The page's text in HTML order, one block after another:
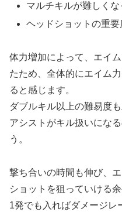
マルチキルが難しくな
ヘッドショットの重要
体力増加によって、エイ
たため、全体的にエイム
ると感じます。
ダブルキル以上の難易度
アシストがキル扱いにな
う。
撃ち合いの時間も伸び、
ショットを狙っていける
1発でも入ればダメージレ